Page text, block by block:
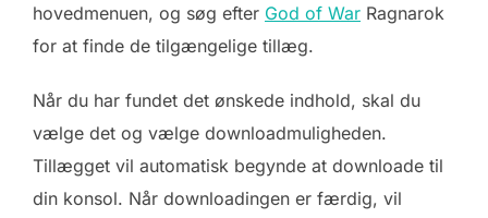
hovedmenuen, og søg efter God of War Ragnarok
for at finde de tilgængelige tillæg.
Når du har fundet det ønskede indhold, skal du
vælge det og vælge downloadmuligheden.
Tillægget vil automatisk begynde at downloade til
din konsol. Når downloadingen er færdig, vil